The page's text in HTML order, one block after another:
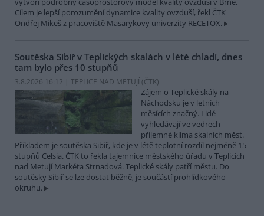
Cílem je lepší porozumění dynamice kvality ovzduší, řekl ČTK
Ondřej Mikeš z pracoviště Masarykovy univerzity RECETOX.
Soutěska Sibiř v Teplických skalách v létě chladí, dnes
tam bylo přes 10 stupňů
3.8.2026 16:12 | TEPLICE NAD METUJÍ (ČTK)
Zájem o Teplické skály na
Náchodsku je v letních
měsících značný. Lidé
vyhledávají ve vedrech
příjemné klima skalních měst.
Příkladem je soutěska Sibiř, kde je v létě teplotní rozdíl nejméně 15
stupňů Celsia. ČTK to řekla tajemnice městského úřadu v Teplicích
nad Metují Markéta Strnadová. Teplické skály patří městu. Do
soutěsky Sibiř se lze dostat běžně, je součástí prohlídkového
okruhu.